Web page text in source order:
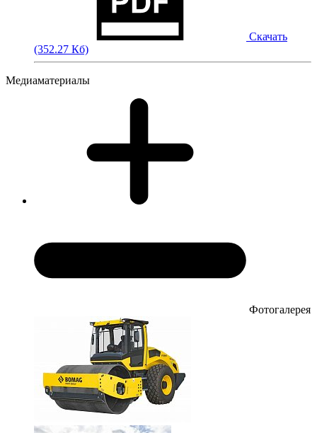
Скачать
(352.27 Кб)
Медиаматериалы
Фотогалерея